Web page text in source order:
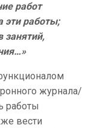
работ
эти работы;
занятий,
журнала/
работы
вести